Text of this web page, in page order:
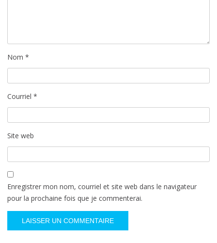
Nom *
Courriel *
Site web
Enregistrer mon nom, courriel et site web dans le navigateur
pour la prochaine fois que je commenterai.